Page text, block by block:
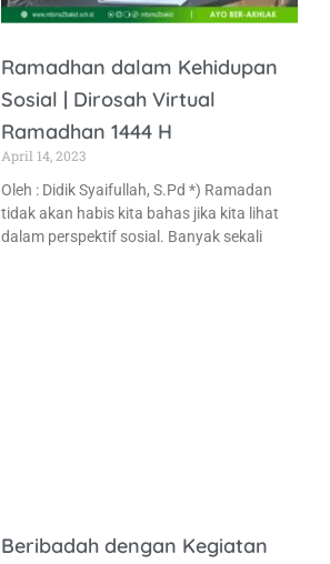
Ramadhan dalam Kehidupan
Sosial | Dirosah Virtual
Ramadhan 1444 H
April 14, 2023
Oleh : Didik Syaifullah, S.Pd *) Ramadan
tidak akan habis kita bahas jika kita lihat
dalam perspektif sosial. Banyak sekali
Beribadah dengan Kegiatan